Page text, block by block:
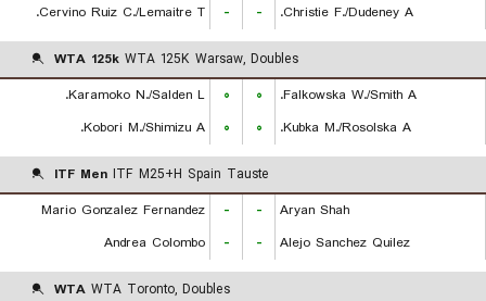
Cervino Ruiz C./Lemaitre T.
- - Christie F./Dudeney A.
WTA 125k WTA 125K Warsaw, Doubles
Karamoko N./Salden L.
۰ ۰
Falkowska W./Smith A.
Kobori M./Shimizu A.
۰ ۰ Kubka M./Rosolska A.
ITF Men ITF M25+H Spain Tauste
Mario Gonzalez Fernandez
- -
Aryan Shah
Andrea Colombo
- - Alejo Sanchez Quilez
WTA WTA Toronto, Doubles